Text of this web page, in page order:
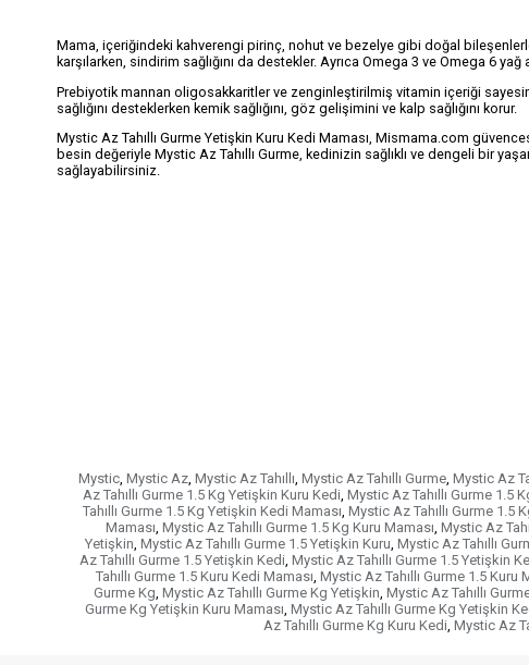
Mama, içeriğindeki kahverengi pirinç, nohut ve bezelye gibi doğal
karşılarken, sindirim sağlığını da destekler. Ayrıca Omega 3 ve Omega 6
Prebiyotik mannan oligosakkaritler ve zenginleştirilmiş vitamin içeriği
sağlığını desteklerken kemik sağlığını, göz gelişimini ve kalp sağlığını korur.
Mystic Az Tahıllı Gurme Yetişkin Kuru Kedi Maması, Mismama.com
besin değeriyle Mystic Az Tahıllı Gurme, kedinizin sağlıklı ve dengeli bir
sağlayabilirsiniz.
Mystic, Mystic Az, Mystic Az Tahıllı, Mystic Az Tahıllı Gurme, Mystic Az
Az Tahıllı Gurme 1.5 Kg Yetişkin Kuru Kedi, Mystic Az Tahıllı Gurme 1.5
Tahıllı Gurme 1.5 Kg Yetişkin Kedi Maması, Mystic Az Tahıllı Gurme 1.5
Maması, Mystic Az Tahıllı Gurme 1.5 Kg Kuru Maması, Mystic Az
Yetişkin, Mystic Az Tahıllı Gurme 1.5 Yetişkin Kuru, Mystic Az Tahıllı
Az Tahıllı Gurme 1.5 Yetişkin Kedi, Mystic Az Tahıllı Gurme 1.5 Yetişkin
Tahıllı Gurme 1.5 Kuru Kedi Maması, Mystic Az Tahıllı Gurme 1.5 Kuru
Gurme Kg, Mystic Az Tahıllı Gurme Kg Yetişkin, Mystic Az Tahıllı
Gurme Kg Yetişkin Kuru Maması, Mystic Az Tahıllı Gurme Kg Yetişkin
Az Tahıllı Gurme Kg Kuru Kedi, Mystic Az